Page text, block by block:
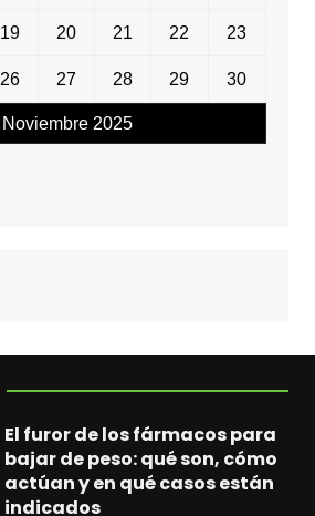
Noviembre 2025
19 20 21 22 23
26 27 28 29 30
El furor de los fármacos para
bajar de peso: qué son, cómo
actúan y en qué casos están
indicados